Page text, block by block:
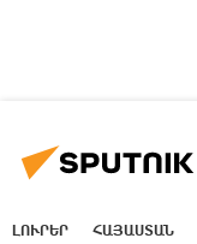
ԼՈՒՐԵՐ ՀԱՅԱՍՏԱՆ